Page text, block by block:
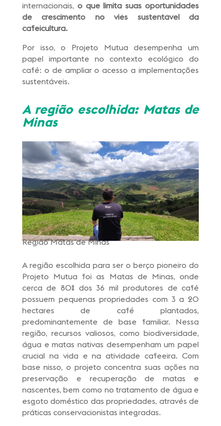
internacionais, o que limita suas oportunidades
de crescimento no viés sustentável da
cafeicultura.
Por isso, o Projeto Mutua desempenha um
papel importante no contexto ecológico do
café: o de ampliar o acesso a implementações
sustentáveis.
A região escolhida: Matas de
Minas
Região Matas de Minas
A região escolhida para ser o berço pioneiro do
Projeto Mutua foi as Matas de Minas, onde
cerca de 80% dos 36 mil produtores de café
possuem pequenas propriedades com 3 a 20
hectares de café plantados,
predominantemente de base familiar. Nessa
região, recursos valiosos, como biodiversidade,
água e matas nativas desempenham um papel
crucial na vida e na atividade cafeeira. Com
base nisso, o projeto concentra suas ações na
preservação e recuperação de matas e
nascentes, bem como no tratamento de água e
esgoto doméstico das propriedades, através de
práticas conservacionistas integradas.